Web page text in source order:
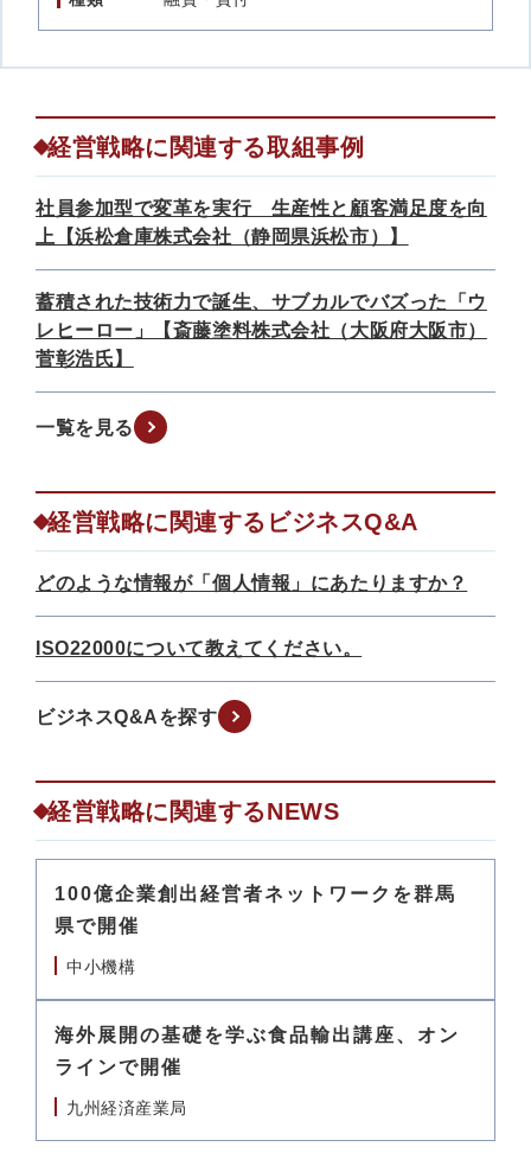
経営戦略に関連する取組事例
社員参加型で変革を実行 生産性と顧客満足度を向
上【浜松倉庫株式会社（静岡県浜松市）】
蓄積された技術力で誕生、サブカルでバズった「ウ
レヒーロー」【斎藤塗料株式会社（大阪府大阪市）
菅彰浩氏】
一覧を見る
経営戦略に関連するビジネスQ&A
どのような情報が「個人情報」にあたりますか？
ISO22000について教えてください。
ビジネスQ&Aを探す
経営戦略に関連するNEWS
100億企業創出経営者ネットワークを群馬
県で開催
中小機構
海外展開の基礎を学ぶ食品輸出講座、オン
ラインで開催
九州経済産業局